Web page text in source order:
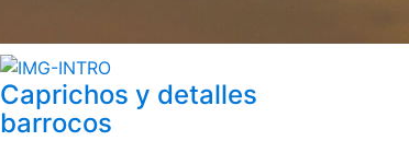
Caprichos y detalles
barrocos